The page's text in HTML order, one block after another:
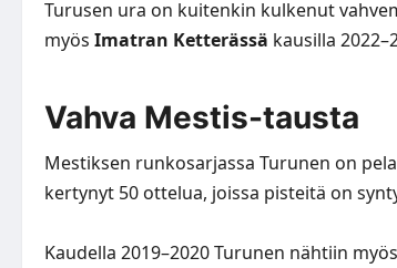
Turusen ura on kuitenkin kulkenut
myös Imatran Ketterässä kausilla
Vahva Mestis-tausta
Mestiksen runkosarjassa Turunen on
kertynyt 50 ottelua, joissa pisteitä on
Kaudella 2019–2020 Turunen nähtiin